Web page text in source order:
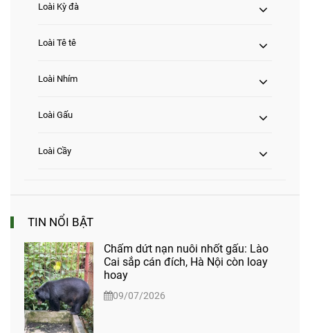
Loài Kỳ đà
Loài Tê tê
Loài Nhím
Loài Gấu
Loài Cầy
TIN NỔI BẬT
Chấm dứt nạn nuôi nhốt gấu: Lào
Cai sắp cán đích, Hà Nội còn loay
hoay
09/07/2026